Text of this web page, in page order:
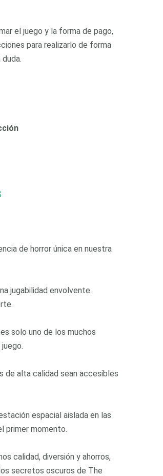
el juego y la forma de pago,
para realizarlo de forma
de horror única en nuestra
jugabilidad envolvente.
solo uno de los muchos
de alta calidad sean accesibles
espacial aislada en las
primer momento.
calidad, diversión y ahorros,
secretos oscuros de The